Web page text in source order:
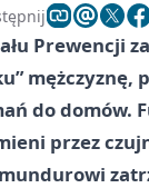
Prewencji
mężczyznę,
do domów.
przez